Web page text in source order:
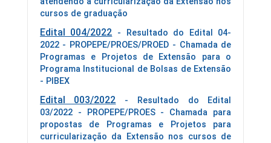
cursos de graduação
Edital 004/2022 - Resultado do Edital 04-
2022 - PROPEPE/PROES/PROED - Chamada de
Programas e Projetos de Extensão para o
Programa Institucional de Bolsas de Extensão
- PIBEX
Edital 003/2022 - Resultado do Edital
03/2022 - PROPEPE/PROES - Chamada para
propostas de Programas e Projetos para
curricularização da Extensão nos cursos de